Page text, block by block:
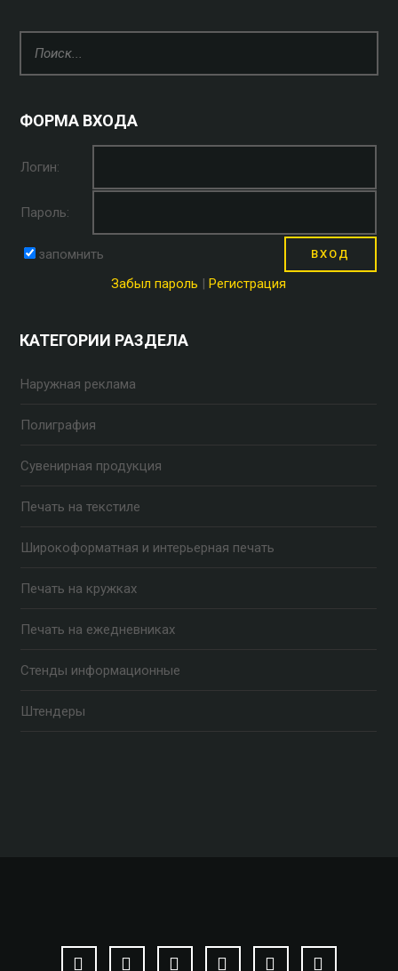
ФОРМА ВХОДА
Логин:
Пароль:
запомнить
Забыл пароль
Регистрация
КАТЕГОРИИ РАЗДЕЛА
Наружная реклама
Полиграфия
Сувенирная продукция
Печать на текстиле
Широкоформатная и интерьерная печать
Печать на кружках
Печать на ежедневниках
Стенды информационные
Штендеры